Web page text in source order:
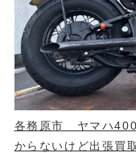
各務原市 ヤマハ
からないけど出張買